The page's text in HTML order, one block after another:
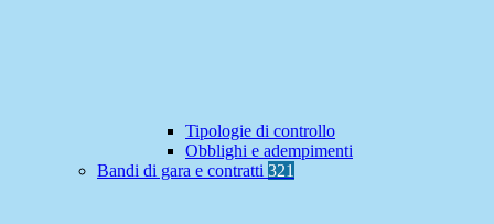
Tipologie di controllo
Obblighi e adempimenti
Bandi di gara e contratti 321